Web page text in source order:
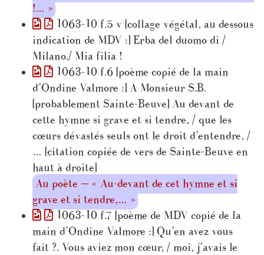
!… »
1063-10 f.5 v [collage végétal, au dessous
indication de MDV :] Erba del duomo di /
Milano./ Mia filia !
1063-10 f.6 [poème copié de la main
d’Ondine Valmore :] A Monsieur S.B.
[probablement Sainte-Beuve] Au devant de
cette hymne si grave et si tendre, / que les
cœurs dévastés seuls ont le droit d’entendre, /
… [citation copiée de vers de Sainte-Beuve en
haut à droite]
Au poète — « Au-devant de cet hymne et si
grave et si tendre,… »
1063-10 f.7 [poème de MDV copié de la
main d’Ondine Valmore :] Qu’en avez vous
fait ?. Vous aviez mon cœur, / moi, j’avais le